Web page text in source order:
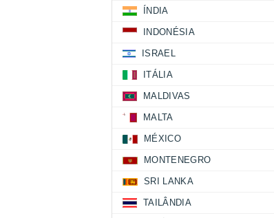
ÍNDIA
INDONÉSIA
ISRAEL
ITÁLIA
MALDIVAS
MALTA
MÉXICO
MONTENEGRO
SRI LANKA
TAILÂNDIA